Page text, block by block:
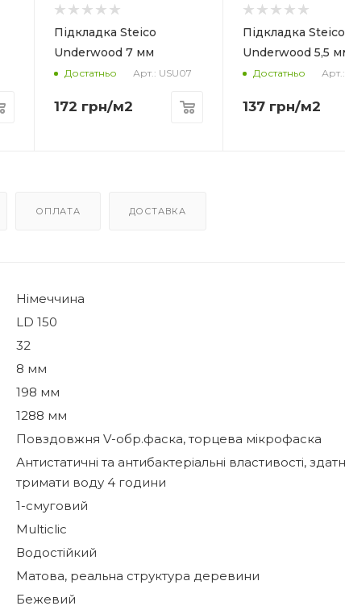
Підкладка Steico
Underwood 7 мм
Достатньо Арт.: USU07
172 грн/м2
Матеріал
Форма упаковки
Під ламінат/
Підкладка Steico
Underwood 5,5
Достатньо
137 грн/м2
Матеріал
Форма
Під
ОПЛАТА ДОСТАВКА
Німеччина
LD 150
32
8 мм
198 мм
1288 мм
Повздовжня V-обр.фаска, торцева мікрофаска
Антистатичні та антибактеріальні властивості,
тримати воду 4 години
1-смуговий
Multiclic
Водостійкий
Матова, реальна структура деревини
Бежевий